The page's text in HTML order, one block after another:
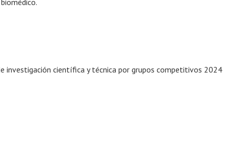
investigación científica y técnica por grupos competitivos 2024